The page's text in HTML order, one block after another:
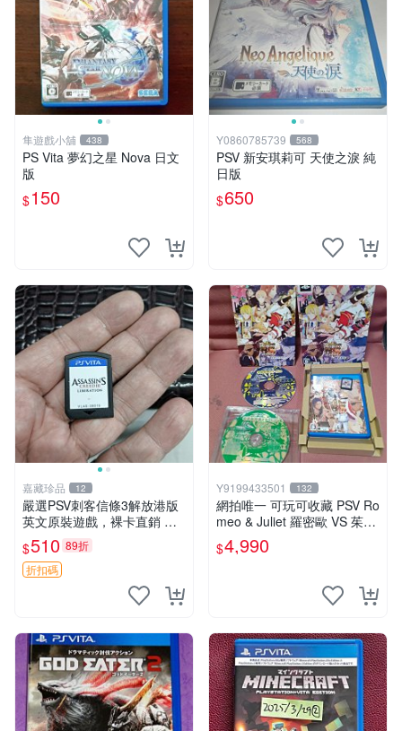
隼遊戲小舖 438
PS Vita 夢幻之星 Nova 日文
版
$150
Y0860785739 568
PSV 新安琪莉可 天使之淚 純
日版
$650
嘉藏珍品 12
嚴選PSV刺客信條3解放港版
英文原裝遊戲，裸卡直銷 刺
客信條3 游戲 港版游戲
$510 89折
折扣碼
Y9199433501 132
網拍唯一 可玩可收藏 PSV Ro
meo & Juliet 羅密歐 VS 茱麗
葉 全卷包 豪華版日版
$4,990